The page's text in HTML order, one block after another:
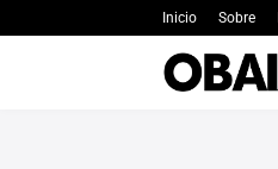
Inicio Sobre